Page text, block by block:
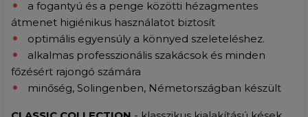
a fogantyú és a penge közötti hézagmentes
átmenet higiénikus használatot biztosít
optimális egyensúly a könnyed szeleteléshez.
alkalmas professzionális szakácsok és minden
főzésért rajongó számára
minőség, Solingenben, Németországban készült